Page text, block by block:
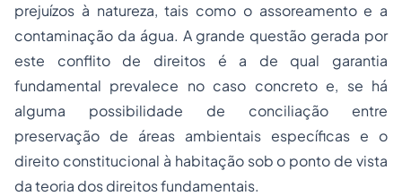
prejuízos à natureza, tais como o assoreamento e a
contaminação da água. A grande questão gerada por
este conflito de direitos é a de qual garantia
fundamental prevalece no caso concreto e, se há
alguma possibilidade de conciliação entre
preservação de áreas ambientais específicas e o
direito constitucional à habitação sob o ponto de vista
da teoria dos direitos fundamentais.